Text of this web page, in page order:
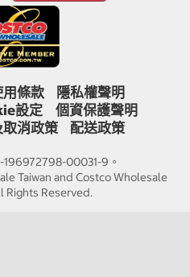
條款
隱私權聲明
設定
個資保護聲明
消政策 配送政策
00031-9。
Taiwan and Costco Wholesale
Rights Reserved.